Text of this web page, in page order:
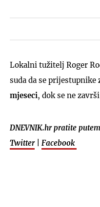
Lokalni tužitelj Roger
suda da se prijestupnike
mjeseci, dok se ne
DNEVNIK.hr pratite putem
Twitter| Facebook